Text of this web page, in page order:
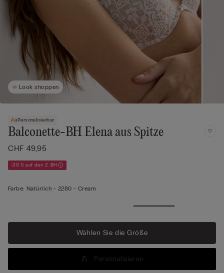
Look shoppen
Personalisierbar
Balconette-BH Elena aus Spitze
CHF 49,95
-30 % auf den 2. BH
Farbe: Natürlich - 2280 - Cream
Wählen Sie die Größe
Personalisieren